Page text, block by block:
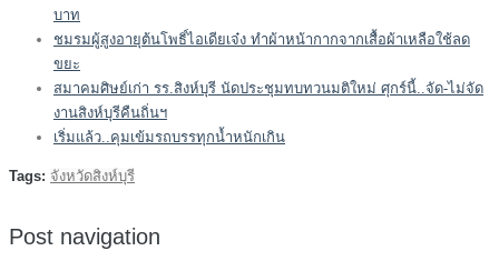
บาท
ชมรมผู้สูงอายุต้นโพธิ์ไอเดียเจ๋ง ทำผ้าหน้ากากจากเสื้อผ้าเหลือใช้ลด
ขยะ
สมาคมศิษย์เก่า รร.สิงห์บุรี นัดประชุมทบทวนมติใหม่ ศุกร์นี้..จัด-ไม่จัด
งานสิงห์บุรีคืนถิ่นฯ
เริ่มแล้ว..คุมเข้มรถบรรทุกน้ำหนักเกิน
Tags: จังหวัดสิงห์บุรี
Post navigation